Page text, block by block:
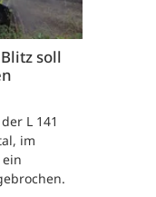
soll
L 141
im